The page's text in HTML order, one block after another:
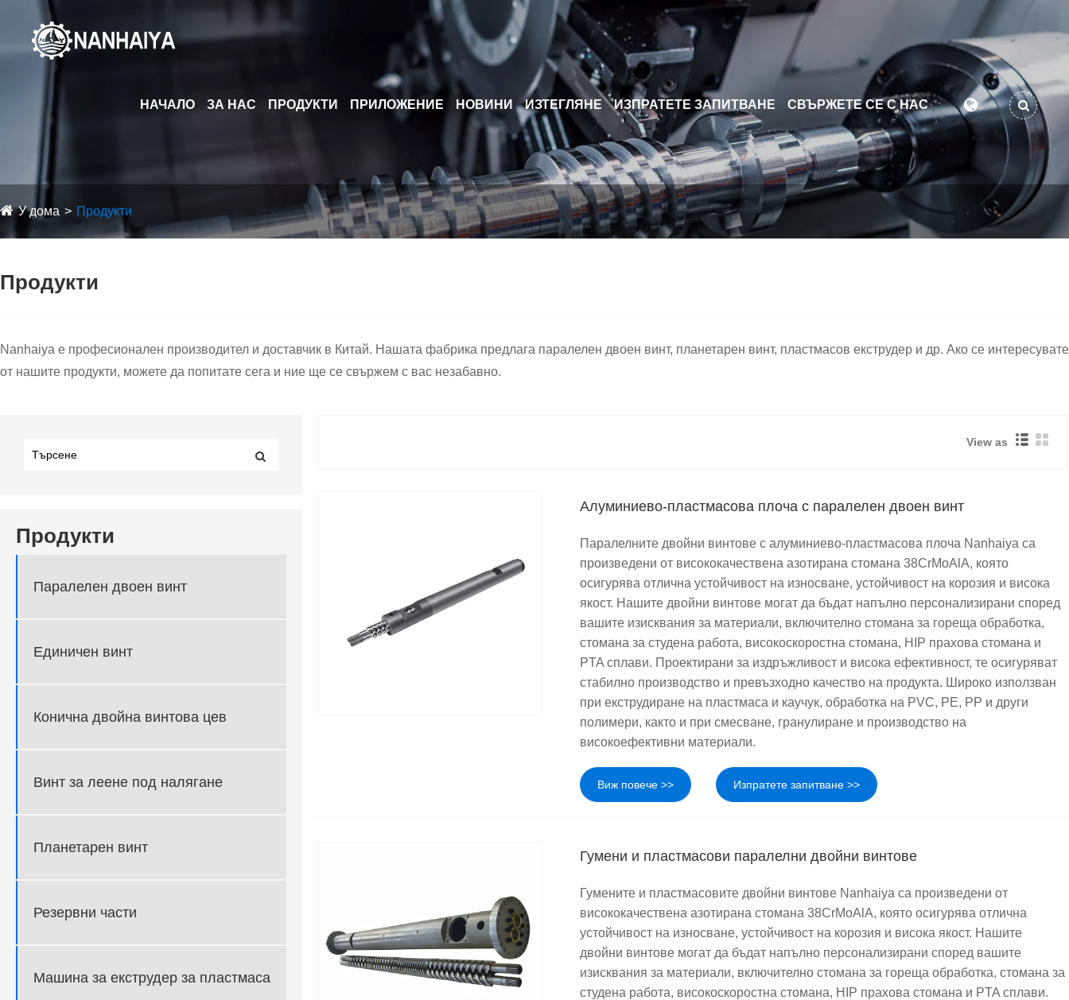
НАЧАЛО ЗА НАС ПРОДУКТИ ПРИЛОЖЕНИЕ НОВИНИ ИЗТЕГЛЯНЕ ИЗПРАТЕТЕ ЗАПИТВАНЕ СВЪРЖЕТЕ СЕ С НАС
У дома Продукти
Продукти
Nanhaiya е професионален производител и доставчик в Китай. Нашата фабрика предлага паралелен двоен винт, планетарен винт, пластмасов екструдер и др. Ако се интересувате
от нашите продукти, можете да попитате сега и ние ще се свържем с вас незабавно.
Продукти
Паралелен двоен винт
Единичен винт
Конична двойна винтова цев
Винт за леене под налягане
Планетарен винт
Резервни части
Машина за екструдер за пластмаса
View as
Алуминиево-пластмасова плоча с паралелен двоен винт
Паралелните двойни винтове с алуминиево-пластмасова плоча Nanhaiya са
произведени от висококачествена азотирана стомана 38CrMoAlA, която
осигурява отлична устойчивост на износване, устойчивост на корозия и висока
якост. Нашите двойни винтове могат да бъдат напълно персонализирани според
вашите изисквания за материали, включително стомана за гореща обработка,
стомана за студена работа, високоскоростна стомана, HIP прахова стомана и
PTA сплави. Проектирани за издръжливост и висока ефективност, те осигуряват
стабилно производство и превъзходно качество на продукта. Широко използван
при екструдиране на пластмаса и каучук, обработка на PVC, PE, PP и други
полимери, както и при смесване, гранулиране и производство на
високоефективни материали.
Виж повече >> Изпратете запитване >>
Гумени и пластмасови паралелни двойни винтове
Гумените и пластмасовите двойни винтове Nanhaiya са произведени от
висококачествена азотирана стомана 38CrMoAlA, която осигурява отлична
устойчивост на износване, устойчивост на корозия и висока якост. Нашите
двойни винтове могат да бъдат напълно персонализирани според вашите
изисквания за материали, включително стомана за гореща обработка, стомана за
студена работа, високоскоростна стомана, HIP прахова стомана и PTA сплави.